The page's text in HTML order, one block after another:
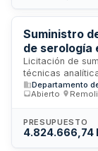
comprende la
conforme a los
centros sanitarios.
Suministro
de serología
del Hospital
Licitación de
técnicas
microbiología
Zaragoza. El
necesidades
de espacios e
Departamento
Abierto
PRESUPUESTO
4.824.666,74